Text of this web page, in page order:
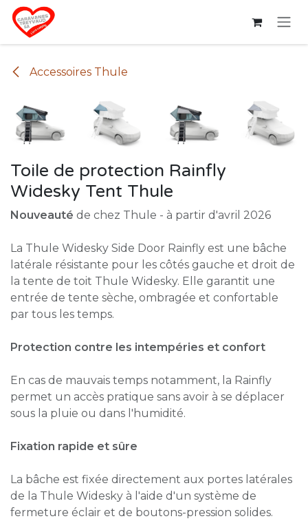
Se rendre au contenu
Accessoires Thule
Toile de protection Rainfly
Widesky Tent Thule
Nouveauté de chez Thule - à partir d'avril 2026
La Thule Widesky Side Door Rainfly est une bâche
latérale résistante pour les côtés gauche et droit de
la tente de toit Thule Widesky. Elle garantit une
entrée de tente sèche, ombragée et confortable
par tous les temps.
Protection contre les intempéries et confort
En cas de mauvais temps notamment, la Rainfly
permet un accès pratique sans avoir à se déplacer
sous la pluie ou dans l'humidité.
Fixation rapide et sûre
La bâche est fixée directement aux portes latérales
de la Thule Widesky à l'aide d'un système de
fermeture éclair et de boutons-pression solides.